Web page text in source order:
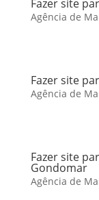
Fazer site
Agência de
Fazer site
Agência de
Fazer site
Gondomar
Agência de